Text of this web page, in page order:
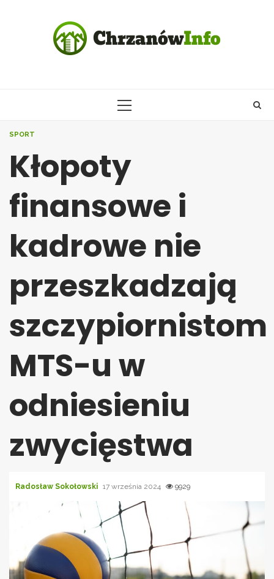
PRIMARY
SPORT
Kłopoty
finansowe i
kadrowe nie
przeszkadzają
szczypiornistom
MTS-u w
odniesieniu
zwycięstwa
Radosław Sokołowski 17 września 2024 9929